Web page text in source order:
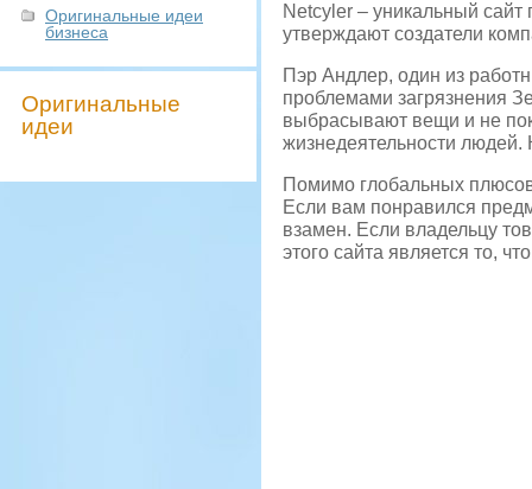
Оригинальные идеи
бизнеса
Оригинальные
идеи
Netcyler – уникальный
утверждают создатели
Пэр Андлер, один из
проблемами загрязнения
выбрасывают вещи и не
жизнедеятельности
Помимо глобальных
Если вам понравился
взамен. Если владельцу
этого сайта является то,